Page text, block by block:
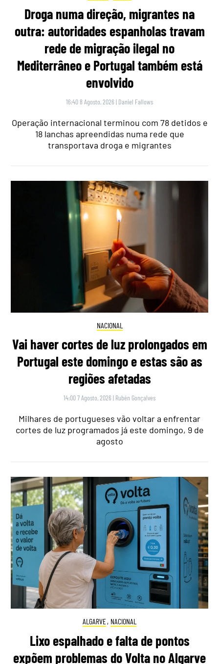
Droga numa direção, migrantes na
outra: autoridades espanholas travam
rede de migração ilegal no
Mediterrâneo e Portugal também está
envolvido
16:40 8 Agosto, 2026 | Daniel Fallows
Operação internacional terminou com 78 detidos e
18 lanchas apreendidas numa rede que
transportava droga e migrantes
NACIONAL
Vai haver cortes de luz prolongados em
Portugal este domingo e estas são as
regiões afetadas
14:00 7 Agosto, 2026 | Rubén Gonçalves
Milhares de portugueses vão voltar a enfrentar
cortes de luz programados já este domingo, 9 de
agosto
ALGARVE, NACIONAL
Lixo espalhado e falta de pontos
expõem problemas do Volta no Algarve